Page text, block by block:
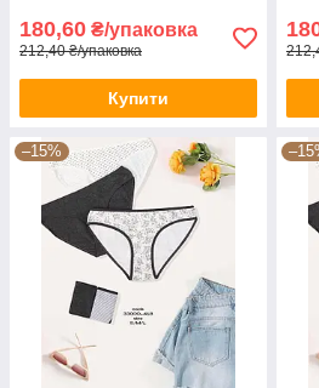
180,60 ₴/упаковка
212,40 ₴/упаковка
Купити
–15%